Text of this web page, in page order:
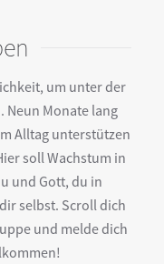
um unter der
Neun Monate lang
Alltag unterstützen
soll Wachstum in
und Gott, du in
selbst. Scroll dich
und melde dich